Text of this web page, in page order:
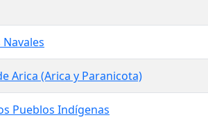
Arica (Arica y Paranicota)
Pueblos Indígenas